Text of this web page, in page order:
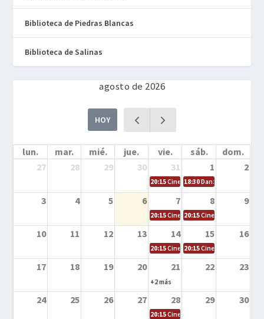
Biblioteca de Piedras Blancas
Biblioteca de Salinas
agosto de 2026
HOY
lun. mar. mié. jue. vie. sáb.
dom.
27
28 29 30 31 1 2
20:15Cine en la calle – Cómo
18:30Danza – Cita en el
3 4 5 6 7 8 9
20:15Cine en la calle – El niño y la
20:15Cine en la calle –
10 11 12 13 14 15 16
20:15Cine en la calle – Tortugas
20:15Cine en la calle –
17 18 19 20 21 22 23
+2 más
24 25 26 27 28 29 30
20:15Cine en el calle – Tintín y el